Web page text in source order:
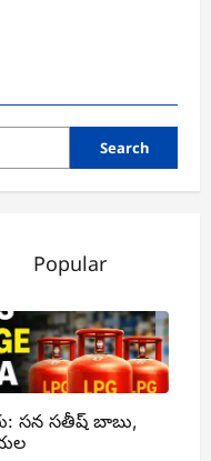
Search
Popular
సన సతీష్ బాబు,